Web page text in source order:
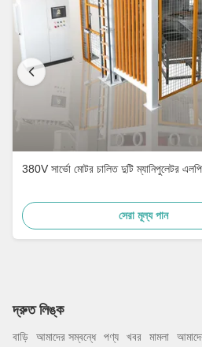
380V সার্ভো মোটর চালিত দুটি ম্যানিপুলেটর
সেরা মূল্য পান
দ্রুত লিঙ্ক
বাড়ি আমাদের সম্বন্ধে পণ্য খবর মামলা